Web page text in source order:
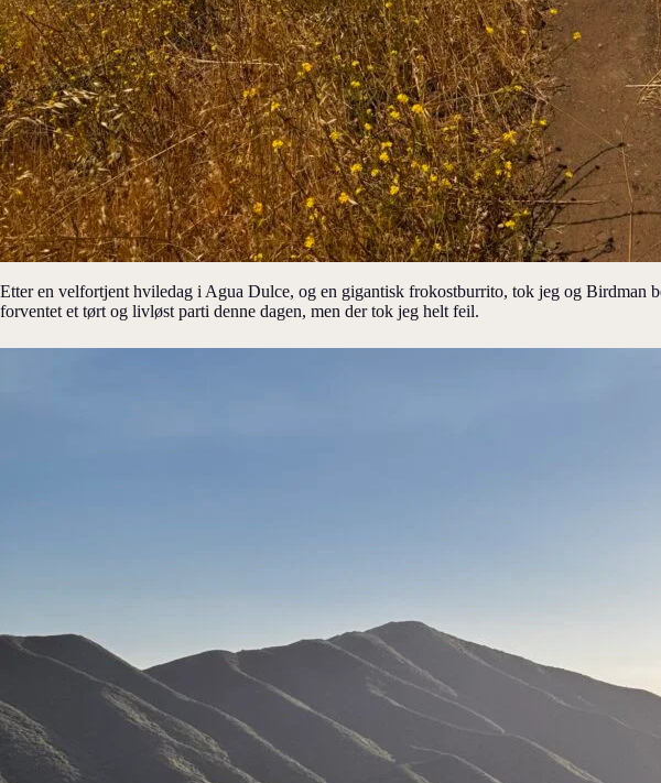
Etter en velfortjent hviledag i Agua Dulce, og en gigantisk frokostburrito, tok jeg og Birdman
forventet et tørt og livløst parti denne dagen, men der tok jeg helt feil.